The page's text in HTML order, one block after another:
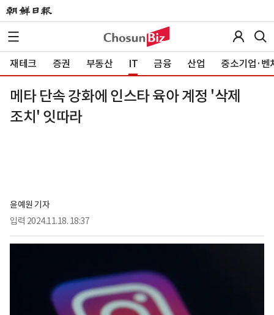
재테크 증권 부동산 IT 금융 산업 중소기업·벤
메타 단속 강화에 인스타 육아 계정 '삭제
조치' 잇따라
윤예원 기자
입력 2024.11.18. 18:37